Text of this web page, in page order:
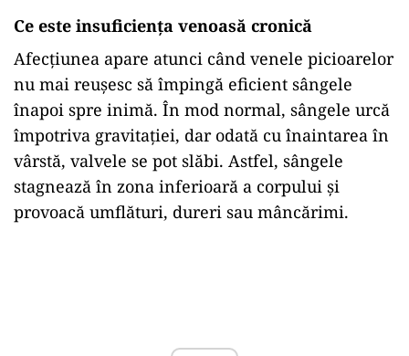
Ce este insuficiența venoasă cronică
Afecțiunea apare atunci când venele picioarelor
nu mai reușesc să împingă eficient sângele
înapoi spre inimă. În mod normal, sângele urcă
împotriva gravitației, dar odată cu înaintarea în
vârstă, valvele se pot slăbi. Astfel, sângele
stagnează în zona inferioară a corpului și
provoacă umflături, dureri sau mâncărimi.